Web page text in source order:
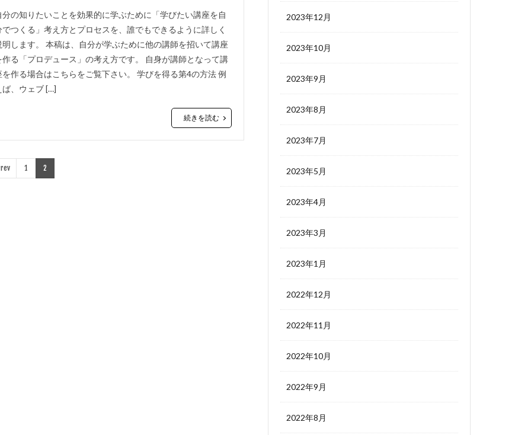
分の知りたいことを効果的に学ぶために「学びたい講座を自
でつくる」考え方とプロセスを、誰でもできるように詳しく
明します。 本稿は、自分が学ぶために他の講師を招いて講座
作る「プロデュース」の考え方です。 自身が講師となって講
を作る場合はこちらをご覧下さい。 学びを得る第4の方法 例
ば、ウェブ […]
続きを読む
1 2
2023年12月
2023年10月
2023年9月
2023年8月
2023年7月
2023年5月
2023年4月
2023年3月
2023年1月
2022年12月
2022年11月
2022年10月
2022年9月
2022年8月